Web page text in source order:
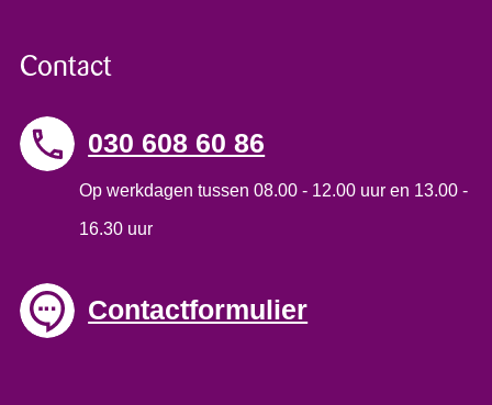
Contact
030 608 60 86
Op werkdagen tussen 08.00 - 12.00 uur en 13.00 -
16.30 uur
Contactformulier